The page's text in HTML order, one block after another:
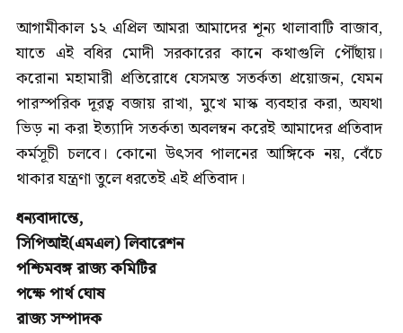
আগামীকাল ১২ এপ্রিল আমরা আমাদের শূন্য থালাবাটি বাজাব,
যাতে এই বধির মোদী সরকারের কানে কথাগুলি পৌঁছায়।
করোনা মহামারী প্রতিরোধে যেসমস্ত সতর্কতা প্রয়োজন, যেমন
পারস্পরিক দূরত্ব বজায় রাখা, মুখে মাস্ক ব্যবহার করা, অযথা
ভিড় না করা ইত্যাদি সতর্কতা অবলম্বন করেই আমাদের প্রতিবাদ
কর্মসূচী চলবে। কোনো উৎসব পালনের আঙ্গিকে নয়, বেঁচে
থাকার যন্ত্রণা তুলে ধরতেই এই প্রতিবাদ।
ধন্যবাদান্তে,
সিপিআই(এমএল) লিবারেশন
পশ্চিমবঙ্গ রাজ্য কমিটির
পক্ষে পার্থ ঘোষ
রাজ্য সম্পাদক